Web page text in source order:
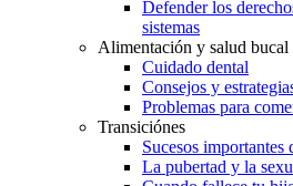
Defender los
sistemas
Alimentación y salud bucal
Cuidado dental
Consejos y
Problemas para
Transiciónes
Sucesos importantes
La pubertad y la